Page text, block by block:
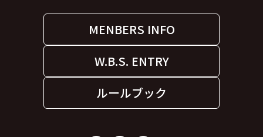
MENBERS INFO
W.B.S. ENTRY
ルールブック